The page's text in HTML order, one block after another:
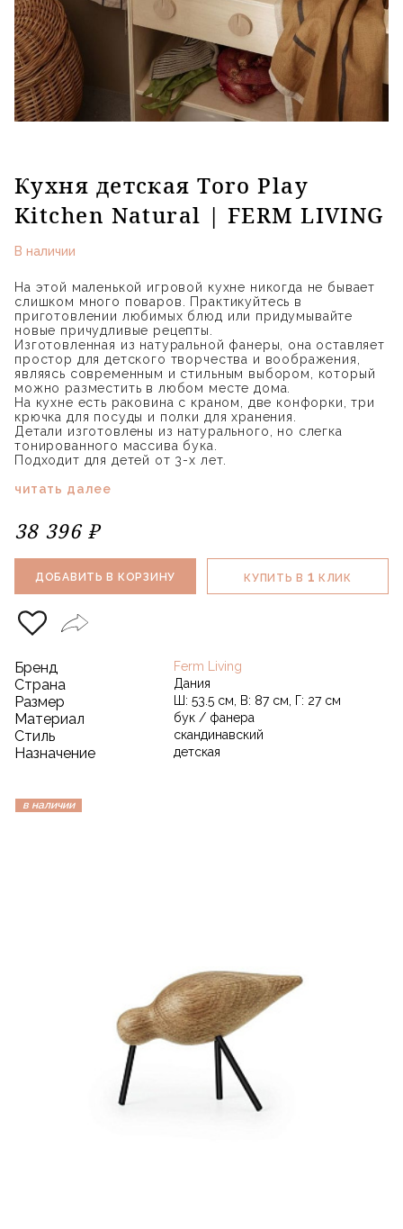
Кухня детская Toro Play
Kitchen Natural | FERM LIVING
В наличии
На этой маленькой игровой кухне никогда не бывает
слишком много поваров. Практикуйтесь в
приготовлении любимых блюд или придумывайте
новые причудливые рецепты.
Изготовленная из натуральной фанеры, она оставляет
простор для детского творчества и воображения,
являясь современным и стильным выбором, который
можно разместить в любом месте дома.
На кухне есть раковина с краном, две конфорки, три
крючка для посуды и полки для хранения.
Детали изготовлены из натурального, но слегка
тонированного массива бука.
Подходит для детей от 3-х лет.
читать далее
38 396 ₽
ДОБАВИТЬ В КОРЗИНУ КУПИТЬ В 1 КЛИК
Бренд Ferm Living
Страна Дания
Размер Ш: 53.5 см, В: 87 см, Г: 27 см
Материал бук / фанера
Стиль скандинавский
Назначение детская
в наличии